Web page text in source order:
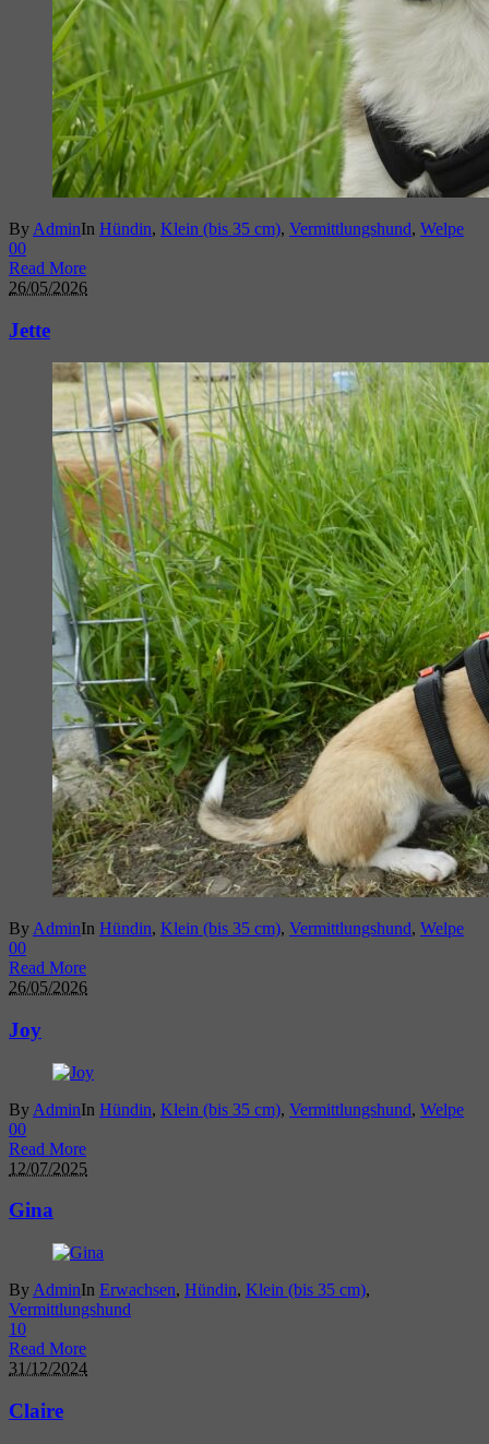
By AdminIn Hündin, Klein (bis 35 cm), Vermittlungshund, Welpe
00
Read More
26/05/2026
Jette
By AdminIn Hündin, Klein (bis 35 cm), Vermittlungshund, Welpe
00
Read More
26/05/2026
Joy
By AdminIn Hündin, Klein (bis 35 cm), Vermittlungshund, Welpe
00
Read More
12/07/2025
Gina
By AdminIn Erwachsen, Hündin, Klein (bis 35 cm),
Vermittlungshund
10
Read More
31/12/2024
Claire